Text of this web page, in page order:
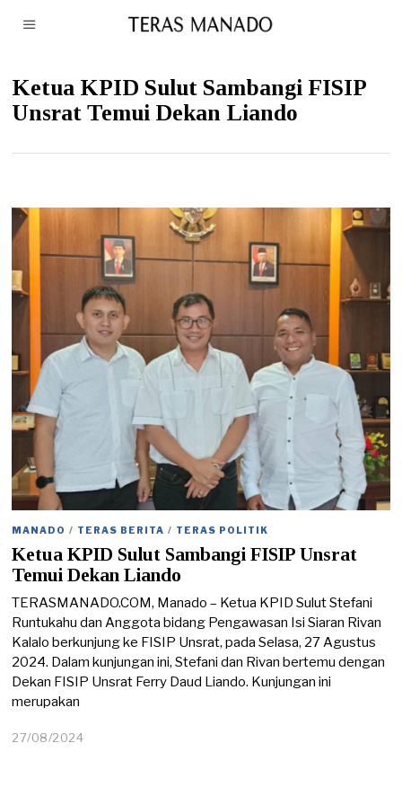
Ketua KPID Sulut Sambangi FISIP
Unsrat Temui Dekan Liando
MANADO / TERAS BERITA / TERAS POLITIK
Ketua KPID Sulut Sambangi FISIP Unsrat
Temui Dekan Liando
TERASMANADO.COM, Manado – Ketua KPID Sulut Stefani
Runtukahu dan Anggota bidang Pengawasan Isi Siaran Rivan
Kalalo berkunjung ke FISIP Unsrat, pada Selasa, 27 Agustus
2024. Dalam kunjungan ini, Stefani dan Rivan bertemu dengan
Dekan FISIP Unsrat Ferry Daud Liando. Kunjungan ini
merupakan
27/08/2024